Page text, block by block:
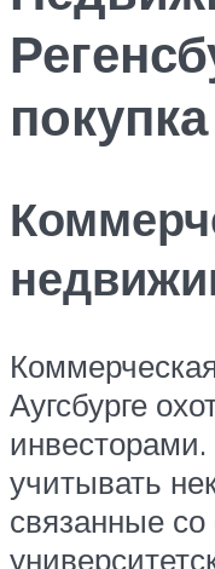
Аугсбурге
учитывать
связанные